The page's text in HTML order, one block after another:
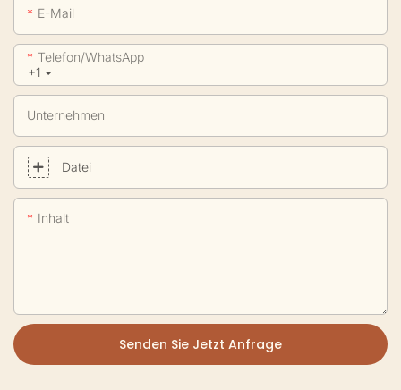
E-Mail
+1
Telefon/WhatsApp
Unternehmen
Datei
Inhalt
Senden Sie Jetzt Anfrage